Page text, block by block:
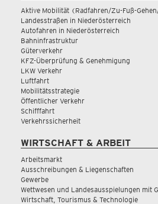
Aktive Mobilität (Radfahren/Zu-Fuß-
Landesstraßen in Niederösterreich
Autofahren in Niederösterreich
Bahninfrastruktur
Güterverkehr
KFZ-Überprüfung & Genehmigung
LKW Verkehr
Luftfahrt
Mobilitätsstrategie
Öffentlicher Verkehr
Schifffahrt
Verkehrssicherheit
WIRTSCHAFT & ARBEIT
Arbeitsmarkt
Ausschreibungen & Liegenschaften
Gewerbe
Wettwesen und Landesausspielungen mit
Wirtschaft, Tourismus & Technologie